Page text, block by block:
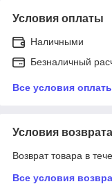
Условия оплаты
Наличными
Безналичный
Все условия
Условия возврата
Возврат товара в
Все условия